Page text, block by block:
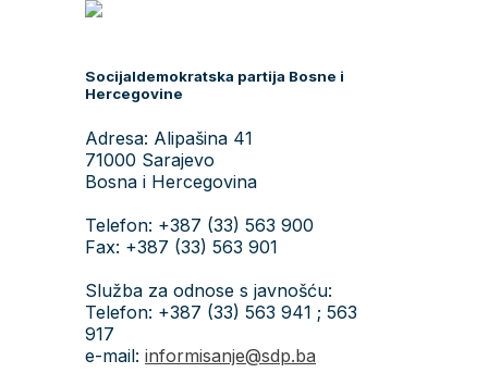
Socijaldemokratska partija Bosne i
Hercegovine
Adresa: Alipašina 41
71000 Sarajevo
Bosna i Hercegovina
Telefon: +387 (33) 563 900
Fax: +387 (33) 563 901
Služba za odnose s javnošću:
Telefon: +387 (33) 563 941 ; 563
917
e-mail: informisanje@sdp.ba